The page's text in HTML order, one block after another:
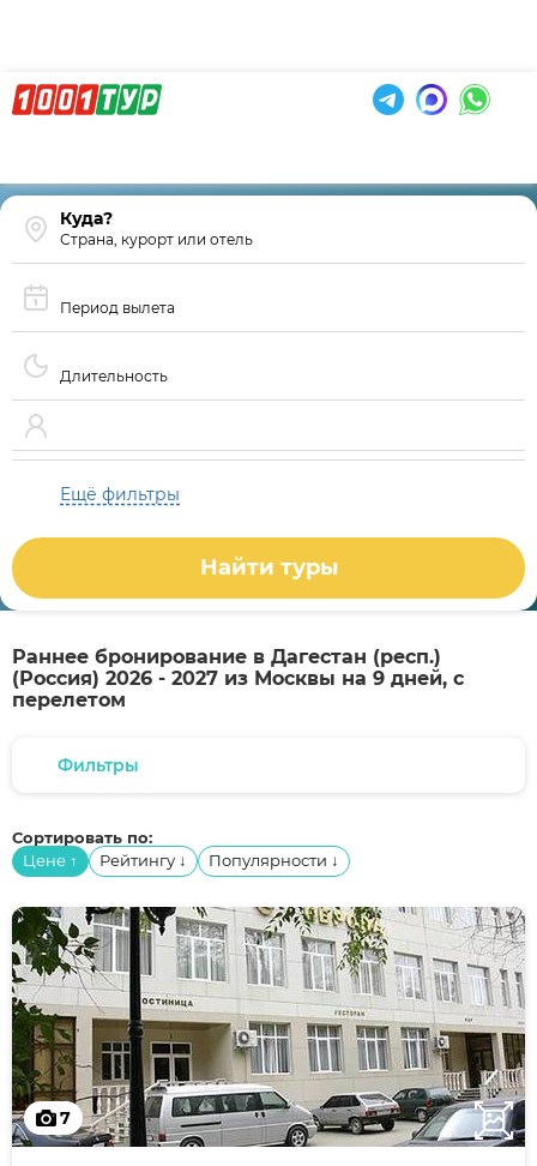
Страна, курорт или отель
Период вылета
Длительность
Ещё фильтры
Найти туры
Раннее бронирование в Дагестан (респ.)
(Россия) 2026 - 2027 из Москвы на 9 дней, с
перелетом
Фильтры
Сортировать по:
Цене ↑ Рейтингу ↓ Популярности ↓
7